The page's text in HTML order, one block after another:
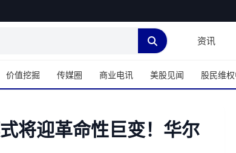
资讯
价值挖掘 传媒圈 商业电讯 美股见闻 股民维
将迎革命性巨变！华尔